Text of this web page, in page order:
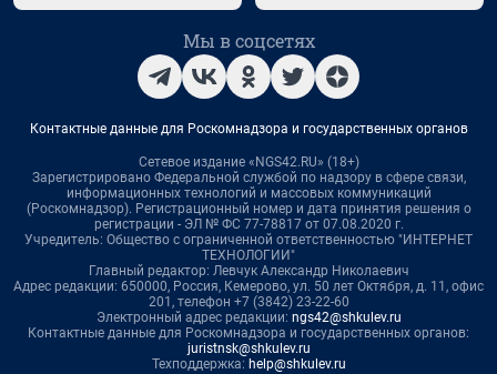
Мы в соцсетях
Контактные данные для Роскомнадзора и государственных органов
Сетевое издание «NGS42.RU» (18+)
Зарегистрировано Федеральной службой по надзору в сфере связи,
информационных технологий и массовых коммуникаций
(Роскомнадзор). Регистрационный номер и дата принятия решения о
регистрации - ЭЛ № ФС 77-78817 от 07.08.2020 г.
Учредитель: Общество с ограниченной ответственностью "ИНТЕРНЕТ
ТЕХНОЛОГИИ"
Главный редактор: Левчук Александр Николаевич
Адрес редакции: 650000, Россия, Кемерово, ул. 50 лет Октября, д. 11, офис
201, телефон +7 (3842) 23-22-60
Электронный адрес редакции: ngs42@shkulev.ru
Контактные данные для Роскомнадзора и государственных органов:
juristnsk@shkulev.ru
Техподдержка: help@shkulev.ru